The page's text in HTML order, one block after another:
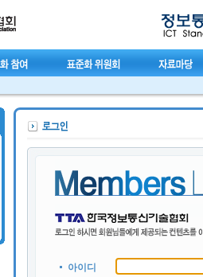
아이디